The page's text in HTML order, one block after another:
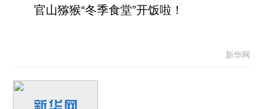
官山猕猴“冬季食堂”开饭啦！
新华网